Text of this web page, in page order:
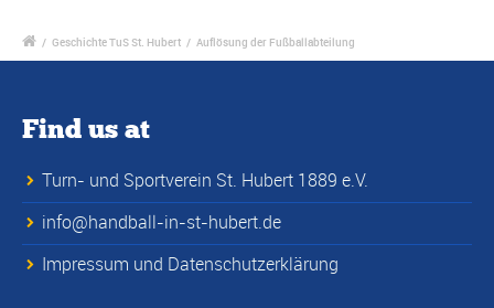
/ Geschichte TuS St. Hubert / Auflösung der Fußballabteilung
Find us at
Turn- und Sportverein St. Hubert 1889 e.V.
info@handball-in-st-hubert.de
Impressum und Datenschutzerklärung